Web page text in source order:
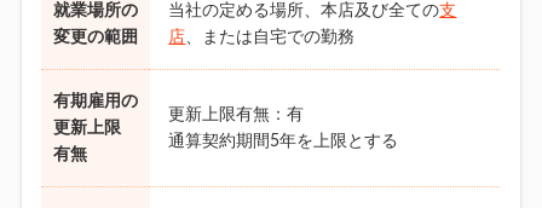
就業場所の
変更の範囲
当社の定める場所、本店及び全ての支
店、または自宅での勤務
有期雇用の
更新上限
有無
更新上限有無：有
通算契約期間5年を上限とする